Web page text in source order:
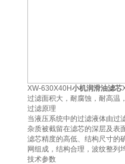
XW-630X40H小机润滑油滤芯
过滤面积大，耐腐蚀，耐高温
过滤原理
当液压系统中的过滤液体由过
杂质被截留在滤芯的深层及表
滤芯精度的高低、结构尺寸的
网组成，结构合理，波纹整列
技术参数